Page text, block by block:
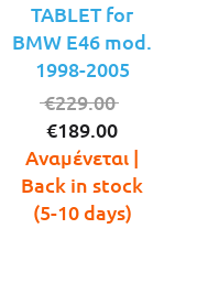
TABLET for
BMW E46 mod.
1998-2005
€229.00
was:
€229.00.
€189.00
τρέχουσα
τιμή
είναι:
Αναμένεται |
Back in stock
(5-10 days)